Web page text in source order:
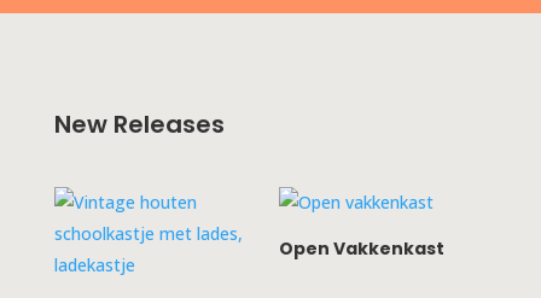
New Releases
Open Vakkenkast